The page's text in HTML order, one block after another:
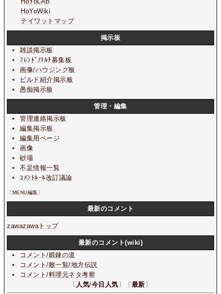
HoYoWiki
テイワットマップ
掲示板
雑談掲示板
ﾌﾚﾝﾄﾞ/ﾏﾙﾁ募集板
画像/ハウジング板
ビルド紹介掲示板
愚痴掲示板
管理・編集
管理連絡掲示板
編集掲示板
編集用ページ
画像
砂場
不足情報一覧
ｺﾒﾝﾄﾙｰﾙ改訂議論
〔 MENU編集 〕
最新のコメント
zawazawaトップ
最新のコメント(wiki)
コメント/鍛錬の道
コメント/敵一覧/地方伝説
コメント/料理元ネタ考察
〔 人気/今日人気〕〔最新〕